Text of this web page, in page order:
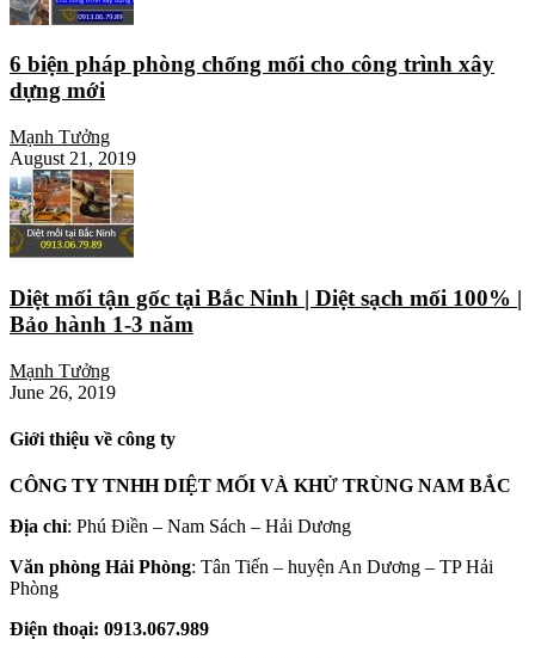
6 biện pháp phòng chống mối cho công trình xây
dựng mới
Mạnh Tưởng
August 21, 2019
Diệt mối tận gốc tại Bắc Ninh | Diệt sạch mối 100% |
Bảo hành 1-3 năm
Mạnh Tưởng
June 26, 2019
Giới thiệu về công ty
CÔNG TY TNHH DIỆT MỐI VÀ KHỬ TRÙNG NAM BẮC
Địa chỉ: Phú Điền – Nam Sách – Hải Dương
Văn phòng Hải Phòng: Tân Tiến – huyện An Dương – TP Hải
Phòng
Điện thoại: 0913.067.989